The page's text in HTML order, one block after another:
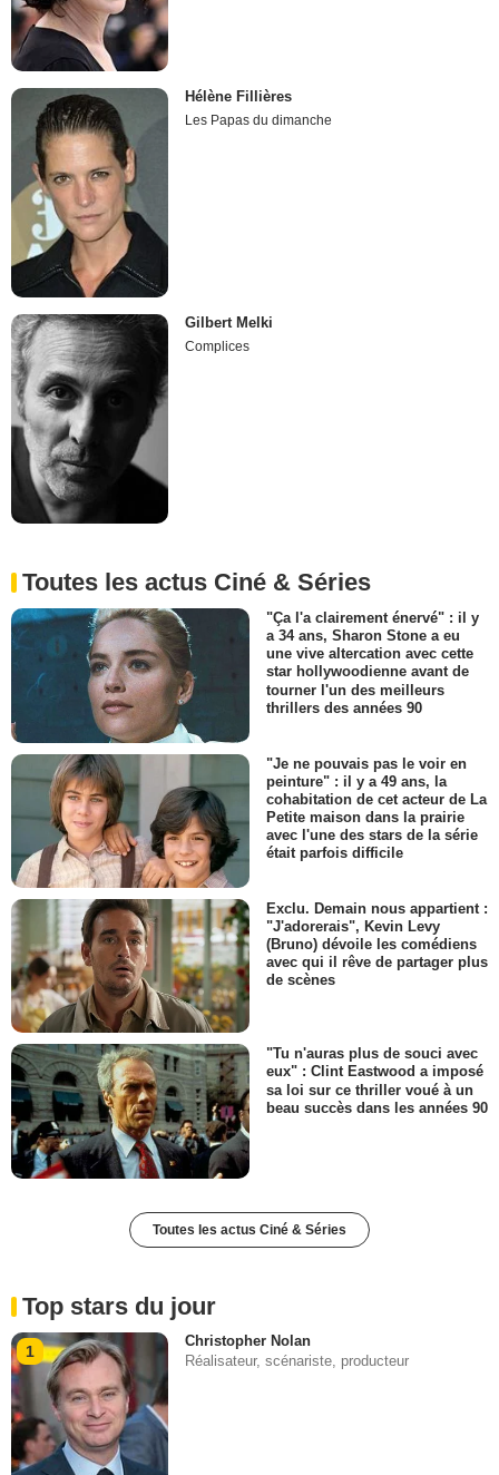
Hélène Fillières
Les Papas du dimanche
Gilbert Melki
Complices
Toutes les actus Ciné & Séries
"Ça l'a clairement énervé" : il y
a 34 ans, Sharon Stone a eu
une vive altercation avec cette
star hollywoodienne avant de
tourner l'un des meilleurs
thrillers des années 90
"Je ne pouvais pas le voir en
peinture" : il y a 49 ans, la
cohabitation de cet acteur de La
Petite maison dans la prairie
avec l'une des stars de la série
était parfois difficile
Exclu. Demain nous appartient :
"J'adorerais", Kevin Levy
(Bruno) dévoile les comédiens
avec qui il rêve de partager plus
de scènes
"Tu n'auras plus de souci avec
eux" : Clint Eastwood a imposé
sa loi sur ce thriller voué à un
beau succès dans les années 90
Toutes les actus Ciné & Séries
Top stars du jour
1
Christopher Nolan
Réalisateur, scénariste, producteur